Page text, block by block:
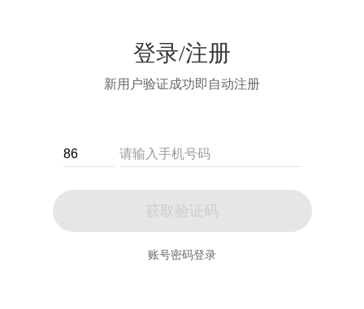
登录/注册
新用户验证成功即自动注册
获取验证码
账号密码登录